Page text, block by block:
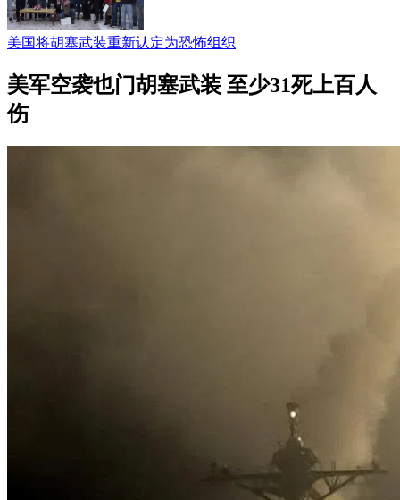
美国将胡塞武装重新认定为恐怖组织
美军空袭也门胡塞武装 至少31死上百人
伤